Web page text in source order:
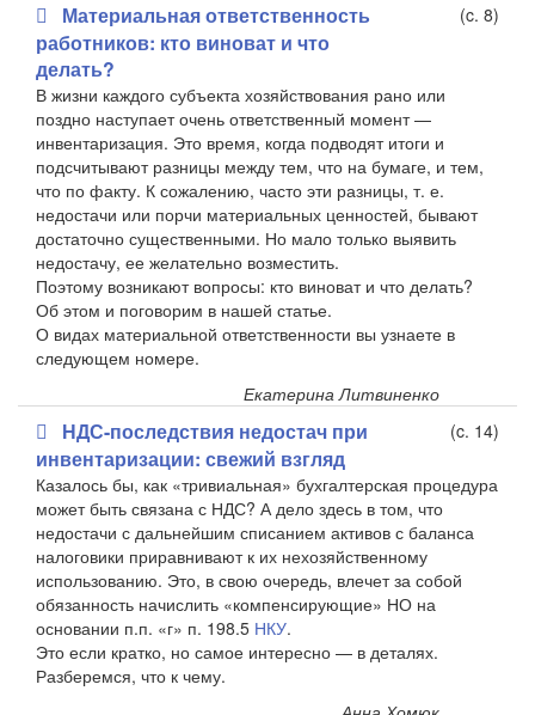
Материальная ответственность
работников: кто виноват и что
делать?
(c. 8)
В жизни каждого субъекта хозяйствования рано или
поздно наступает очень ответственный момент —
инвентаризация. Это время, когда подводят итоги и
подсчитывают разницы между тем, что на бумаге, и тем,
что по факту. К сожалению, часто эти разницы, т. е.
недостачи или порчи материальных ценностей, бывают
достаточно существенными. Но мало только выявить
недостачу, ее желательно возместить.
Поэтому возникают вопросы: кто виноват и что делать?
Об этом и поговорим в нашей статье.
О видах материальной ответственности вы узнаете в
следующем номере.
Екатерина Литвиненко
НДС-последствия недостач при
инвентаризации: свежий взгляд
(c. 14)
Казалось бы, как «тривиальная» бухгалтерская процедура
может быть связана с НДС? А дело здесь в том, что
недостачи с дальнейшим списанием активов с баланса
налоговики приравнивают к их нехозяйственному
использованию. Это, в свою очередь, влечет за собой
обязанность начислить «компенсирующие» НО на
основании п.п. «г» п. 198.5 НКУ.
Это если кратко, но самое интересно — в деталях.
Разберемся, что к чему.